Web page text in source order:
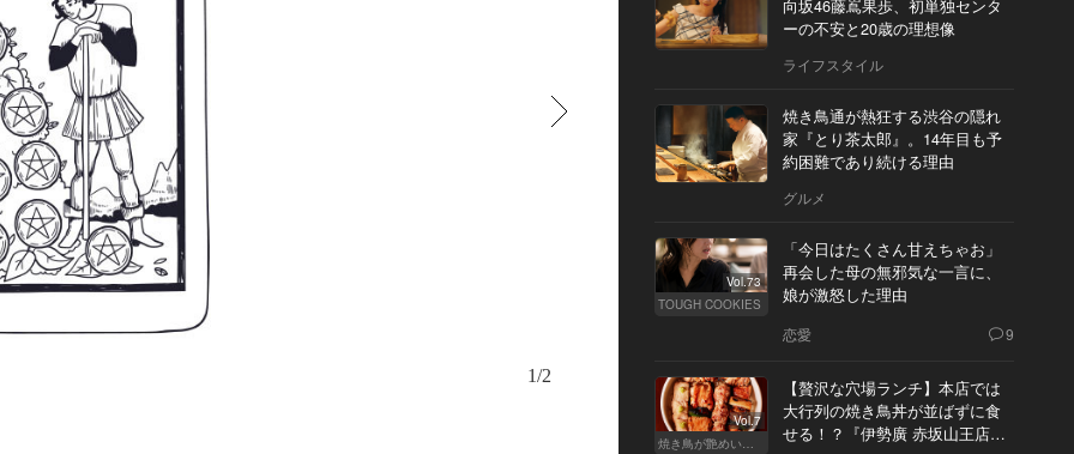
1/2
向坂46藤嶌果歩、初単独センタ
ーの不安と20歳の理想像
ライフスタイル
焼き鳥通が熱狂する渋谷の隠れ
家『とり茶太郎』。14年目も予
約困難であり続ける理由
グルメ
Vol.73
TOUGH COOKIES
「今日はたくさん甘えちゃお」
再会した母の無邪気な一言に、
娘が激怒した理由
恋愛 9
Vol.7
焼き鳥が艶めいてきた
【贅沢な穴場ランチ】本店では
大行列の焼き鳥丼が並ばずに食
せる！？『伊勢廣 赤坂山王店』